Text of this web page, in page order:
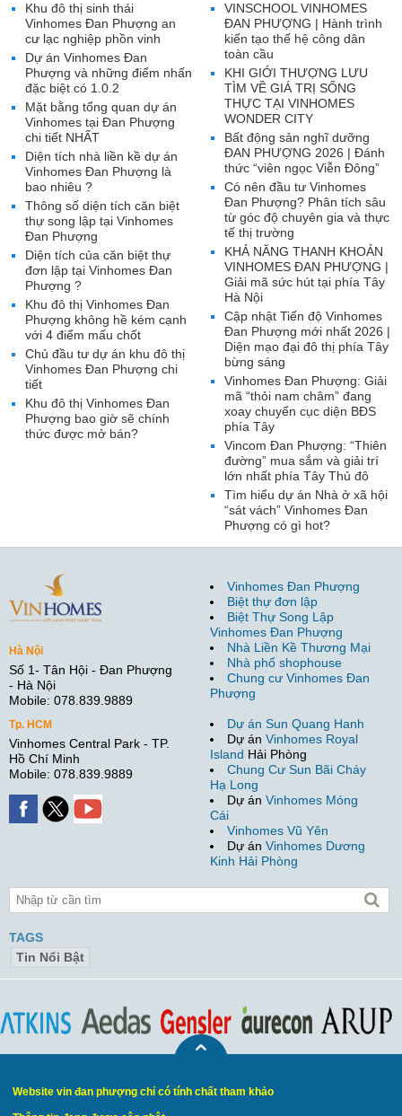
VINSCHOOL VINHOMES
ĐAN PHƯỢNG | Hành trình
kiến tạo thế hệ công dân
toàn cầu
KHI GIỚI THƯỢNG LƯU
TÌM VỀ GIÁ TRỊ SỐNG
THỰC TẠI VINHOMES
WONDER CITY
Bất động sản nghĩ dưỡng
ĐAN PHƯỢNG 2026 | Đánh
thức “viên ngọc Viễn Đông”
Có nên đầu tư Vinhomes
Đan Phượng? Phân tích sâu
từ góc độ chuyên gia và thực
tế thị trường
KHẢ NĂNG THANH KHOẢN
VINHOMES ĐAN PHƯỢNG |
Giải mã sức hút tại phía Tây
Hà Nội
Cập nhật Tiến độ Vinhomes
Đan Phượng mới nhất 2026 |
Diện mạo đại đô thị phía Tây
bừng sáng
Vinhomes Đan Phượng: Giải
mã “thỏi nam châm” đang
xoay chuyển cục diện BĐS
phía Tây
Vincom Đan Phượng: “Thiên
đường” mua sắm và giải trí
lớn nhất phía Tây Thủ đô
Tìm hiểu dự án Nhà ở xã hội
“sát vách” Vinhomes Đan
Phượng có gì hot?
Khu đô thị sinh thái
Vinhomes Đan Phượng an
cư lạc nghiệp phồn vinh
Dự án Vinhomes Đan
Phượng và những điểm nhấn
đặc biệt có 1.0.2
Mặt bằng tổng quan dự án
Vinhomes tại Đan Phượng
chi tiết NHẤT
Diện tích nhà liền kề dự án
Vinhomes Đan Phượng là
bao nhiêu ?
Thông số diện tích căn biệt
thự song lập tại Vinhomes
Đan Phượng
Diện tích của căn biệt thự
đơn lập tại Vinhomes Đan
Phượng ?
Khu đô thị Vinhomes Đan
Phượng không hề kém cạnh
với 4 điểm mấu chốt
Chủ đầu tư dự án khu đô thị
Vinhomes Đan Phượng chi
tiết
Khu đô thị Vinhomes Đan
Phượng bao giờ sẽ chính
thức được mở bán?
Hà Nội
Số 1- Tân Hội - Đan Phượng
- Hà Nội
Mobile: 078.839.9889
Tp. HCM
Vinhomes Central Park - TP.
Hồ Chí Minh
Mobile: 078.839.9889
Vinhomes Đan Phượng
Biệt thự đơn lập
Biệt Thự Song Lập
Vinhomes Đan Phượng
Nhà Liền Kề Thương Mại
Nhà phố shophouse
Chung cư Vinhomes Đan
Phượng
Dự án Sun Quang Hanh
Dự án Vinhomes Royal
Island Hải Phòng
Chung Cư Sun Bãi Cháy
Hạ Long
Dự án Vinhomes Móng
Cái
Vinhomes Vũ Yên
Dự án Vinhomes Dương
Kinh Hải Phòng
TAGS
Tin Nổi Bật
Website vin đan phượng chỉ có tính chất tham khảo